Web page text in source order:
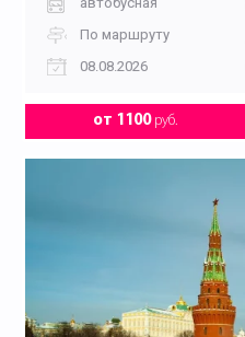
По маршруту
08.08.2026
от 1100руб.